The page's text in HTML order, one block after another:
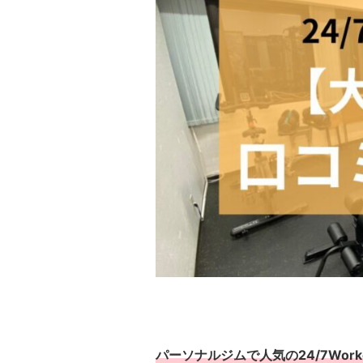
パーソナルジムで人気の24/